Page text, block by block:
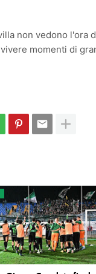
non vedono l'ora
momenti di